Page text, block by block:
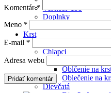
Veľkosť 158
Doplnky
Krst
Chlapci
Oblčenie na
Oblečenie na
Dievčatá
Komentár*
Meno *
E-mail *
Adresa webu
Nevyhnutné
cookie nie sú
voliteľné. Sú